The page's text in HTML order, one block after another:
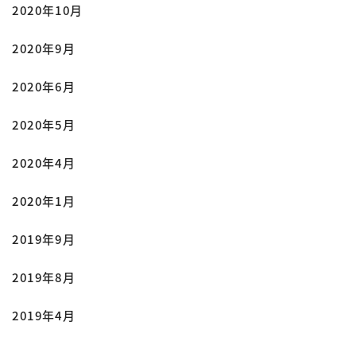
2020年10月
2020年9月
2020年6月
2020年5月
2020年4月
2020年1月
2019年9月
2019年8月
2019年4月